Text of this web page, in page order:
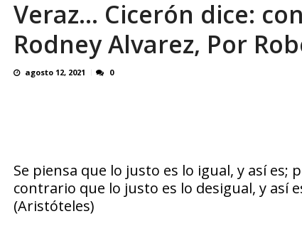
¿QUE PROTEGES TU? Por: Miguel
Veraz… Cicerón dice:
Rodney Alvarez, Por
agosto 12, 2021 0
Se piensa que lo justo es lo igual, y así
contrario que lo justo es lo desigual, y así
(Aristóteles)